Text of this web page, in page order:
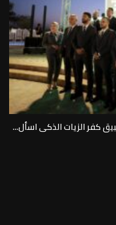
كفر الزيات الذكى اسأل...